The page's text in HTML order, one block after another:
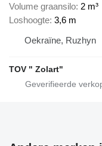
Volume graansilo 2 m³
Loshoogte 3,6 m
Oekraïne, Ruzhyn
TOV " Zolart"